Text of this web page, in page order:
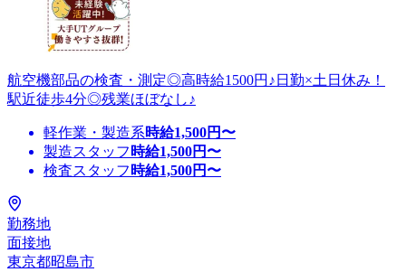
航空機部品の検査・測定◎高時給1500円♪日勤×土日休み！
駅近徒歩4分◎残業ほぼなし♪
軽作業・製造系時給1,500円〜
製造スタッフ 時給1,500円〜
検査スタッフ 時給1,500円〜
勤務地
面接地
東京都昭島市